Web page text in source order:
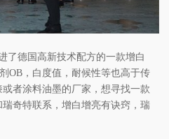
了德国高新技术配方的一款增白
OB，白度值，耐候性等也高于传
者涂料油墨的厂家，想寻找一款
奇特联系，增白增亮有诀窍，瑞